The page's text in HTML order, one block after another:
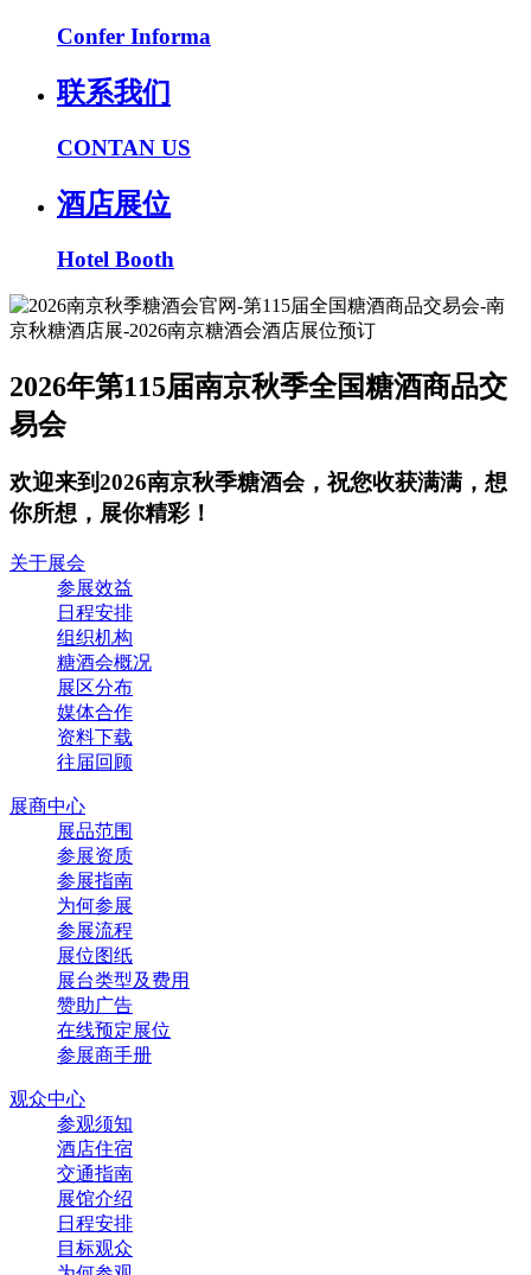
Confer Informa
联系我们
CONTAN US
酒店展位
Hotel Booth
2026年第115届南京秋季全国糖酒商品交
易会
欢迎来到2026南京秋季糖酒会，祝您收获满满，想
你所想，展你精彩！
关于展会
参展效益
日程安排
组织机构
糖酒会概况
展区分布
媒体合作
资料下载
往届回顾
展商中心
展品范围
参展资质
参展指南
为何参展
参展流程
展位图纸
展台类型及费用
赞助广告
在线预定展位
参展商手册
观众中心
参观须知
酒店住宿
交通指南
展馆介绍
日程安排
目标观众